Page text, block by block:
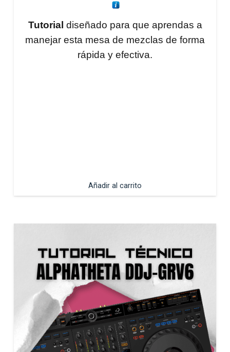
Tutorial diseñado para que aprendas a
manejar esta mesa de mezclas de forma
rápida y efectiva.
Añadir al carrito